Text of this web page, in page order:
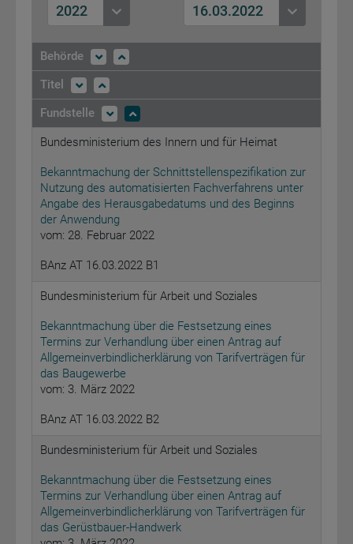
2022 16.03.2022
Behörde
Titel
Fundstelle
Bundesministerium des Innern und für Heimat
Bekanntmachung der Schnittstellenspezifikation zur
Nutzung des automatisierten Fachverfahrens unter
Angabe des Herausgabedatums und des Beginns
der Anwendung
vom: 28. Februar 2022
BAnz AT 16.03.2022 B1
Bundesministerium für Arbeit und Soziales
Bekanntmachung über die Festsetzung eines
Termins zur Verhandlung über einen Antrag auf
Allgemeinverbindlicherklärung von Tarifverträgen für
das Baugewerbe
vom: 3. März 2022
BAnz AT 16.03.2022 B2
Bundesministerium für Arbeit und Soziales
Bekanntmachung über die Festsetzung eines
Termins zur Verhandlung über einen Antrag auf
Allgemeinverbindlicherklärung von Tarifverträgen für
das Gerüstbauer-Handwerk